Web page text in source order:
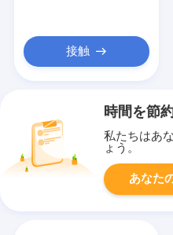
接触
時間を節
私たちはあ
ょう。
あなた